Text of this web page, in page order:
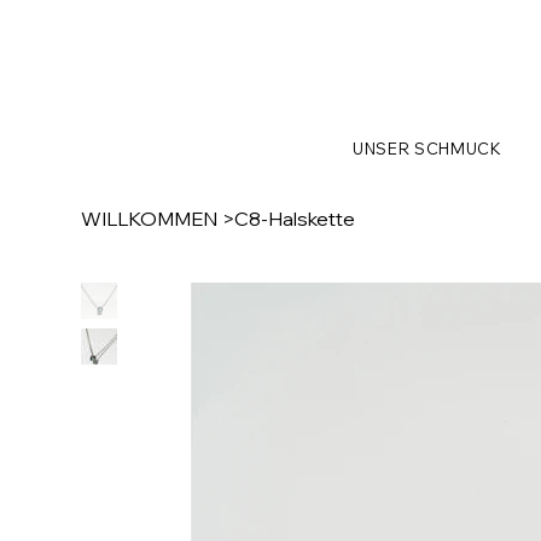
UNSER SCHMUCK
WILLKOMMEN >C8-Halskette